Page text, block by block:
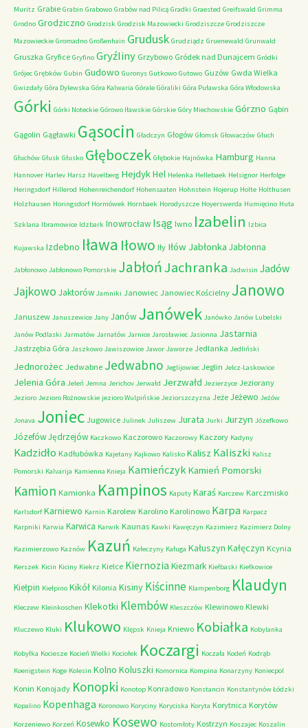
Muritz Grabie Grabin Grabowo Grabów nad Pilicą Gradki Graested Greifswald Grimma
Grodno Grodziczno Grodzisk Grodzisk Mazowiecki Grodziszcze Grodziszcze
Mazowieckie Gromadno Großenhain Grudusk Grudziądz Gruenewald Grunwald
Gruszka Gryfice Gryfino Gryźliny Grzybowo Gródek nad Dunajcem Gródki
Grójec Grębków Gubin Gudowo Guronys Gutkowo Gutowo Guzów Gwda Wielka
Gwizdały Góra Dylewska Góra Kalwaria Górale Góraliki Góra Puławska Góra Włodowska
Górki Górki Noteckie Górowo Iławskie Górskie Góry Miechowskie Górzno Gąbin
Gągolin Gągławki Gąsocin Gładczyn Głogów Głomsk Głowaczów Głuch
Głuchów Głusk Głusko Głęboczek Głębokie Hajnówka Hamburg Hanna
Hannover Harlev Harsz Havelberg HejdykHel Helenka Hellebaek Helsignor Herfolge
Heringsdorf Hillerod Hohenreichendorf Hohensaaten Hohnstein Hojerup Holte Holthusen
Holzhausen Horingsdorf Hormówek Hornbaek Horodyszcze Hoyerswerda Humięcino Huta
Szklana Ibramowice Idzbark Inowrocław Isąg Iwno Izabelin Izbica
Kujawska Izdebno Iława Iłowo Iły Iłów Jabłonka Jabłonna
Jabłonowo Jabłonowo Pomorskie JabłońJachranka Jadwisin Jadów
Jajkowo Jaktorów Jamniki Janowiec Janowiec Kościelny Janowo
Januszew Januszewice Jany Janów Janówek Janówko Janów Lubelski
Janów Podlaski Jarmatów Jarnatów Jarnice Jarosławiec Jasionna Jastarnia
Jastrzębia Góra Jaszkowo Jawiszowice Jawor Jaworze Jedlanka Jedliński
Jednorożec Jedwabne Jedwabno Jeglijowiec Jeglin Jelcz-Laskowice
Jelenia Góra Jeleń Jemna Jerichov Jerwałd Jerzwałd Jezierzyce Jeziorany
Jezioro Jezioro Rożnowskie jezioro Wulpińskie Jeziorszczyzna Jeże Jeżewo Jeżów
Jonava Joniec Jugowice Julinek Juliszew Jurata Jurki Jurzyn Józefkowo
JózefówJędrzejów Kaczkowo Kaczorowo Kaczorowy Kaczory Kadyny
Kadzidło Kadłubówka Kajetany Kajkowo Kalisko Kalisz Kaliszki Kalisz
Pomorski Kalvarija Kamienna Knieja Kamieńczyk Kamień Pomorski
Kamion Kamionka Kampinos Kaputy Karaś Karczew Karczmisko
Karlsdorf Karniewo Karnin Karolew Karolino Karolinowo Karpa Karpacz
Karpniki Karwia Karwica Karwik Kaunas Kawki Kawęczyn Kazimierz Kazimierz Dolny
Kazimierzowo Kaznów Kazuń Kałeczyny Kaługa Kałuszyn Kałęczyn Kcynia
Kerszek Kicin Kiciny Kiekrz Kielce Kiernozia Kiezmark Kiełbaski Kiełkowice
Kiełpin Kiełpino Kikół Kilonia Kisiny Kiścinne Klampenborg Klaudyn
Kleczew Kleinkoschen Klekotki Klembów Kleszczów Klewinowo Klewki
Kluczewo Kluki Klukowo Klępsk Knieja Kniewo Kobiałka Kobylanka
Kobyłka Kociesze Kocień Wielki Kociołek Koczargi Koczała Kodeń Kodrąb
Koenigstein Koge Kolesin Kolno Koluszki Komornica Kompina Konarzyny Koniecpol
Konin Konojady Konopki Konotop Konradowo Konstancin Konstantynów Łódzki
Kopalino Kopenhaga Koronowo Koryciny Koryciska Koryta Korytnica Korytów
Korzeniewo Korzeń Kosewko Kosewo Kostomłoty Kostrzyn Koszajec Koszalin